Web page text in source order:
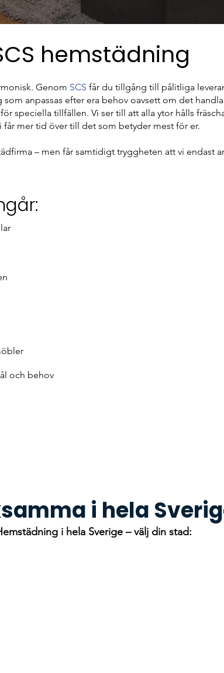
hemstädning
Genom SCS får du tillgång till pålitliga
anpassas efter era behov oavsett om det
speciella tillfällen. Vi ser till att alla ytor hålls
mer tid över till det som betyder mest för er.
– men får samtidigt tryggheten att vi endast
och behov
i hela
i hela Sverige – välj din stad: